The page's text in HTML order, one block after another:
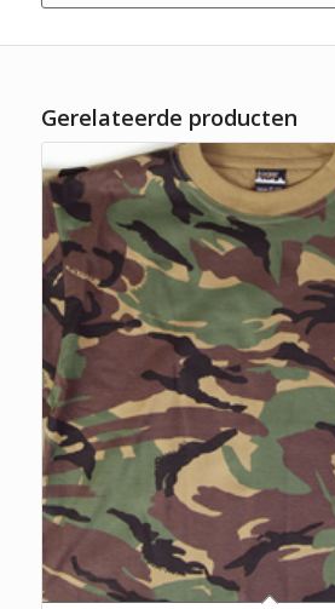
Gerelateerde producten